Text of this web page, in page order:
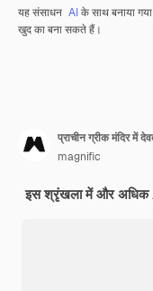
यह संसाधन AIके साथ बनाया
खुद का बना सकते हैं।
प्राचीन ग्रीक मंदिर में
magnific
इस श्रृंखला में और अधिक